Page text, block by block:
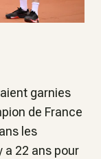
garnies
de France
les
a 22 ans pour